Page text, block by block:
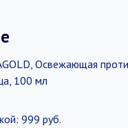
Освежающая
100 мл
999 руб.